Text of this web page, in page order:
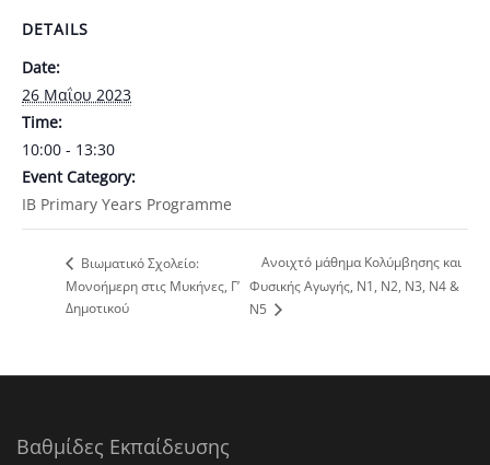
DETAILS
Date:
26 Μαΐου 2023
Time:
10:00 - 13:30
Event Category:
ΙΒ Primary Years Programme
Βιωματικό Σχολείο:
Μονοήμερη στις Μυκήνες, Γ’
Δημοτικού
Ανοιχτό μάθημα Κολύμβησης και
Φυσικής Αγωγής, Ν1, Ν2, Ν3, Ν4 &
Ν5
Βαθμίδες Εκπαίδευσης